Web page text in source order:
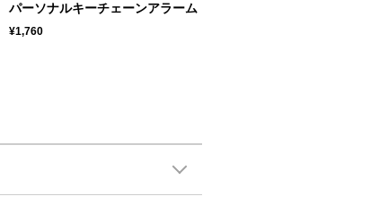
パーソナルキーチェーンアラーム
¥1,760